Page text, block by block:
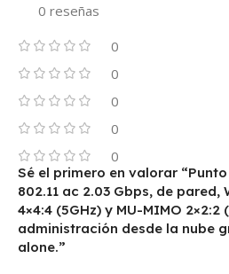
0 reseñas
0
0
0
0
0
Sé el primero en valorar
802.11 ac 2.03 Gbps, de pared,
4×4:4 (5GHz) y MU-MIMO 2×2:2
administración desde la nube
alone.”